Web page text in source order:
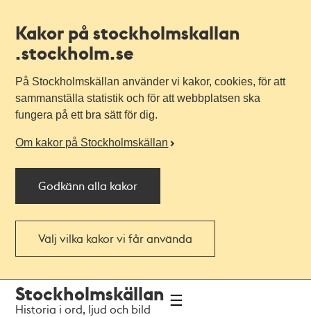
Kakor på stockholmskallan
.stockholm.se
På Stockholmskällan använder vi kakor, cookies, för att
sammanställa statistik och för att webbplatsen ska
fungera på ett bra sätt för dig.
Om kakor på Stockholmskällan
Godkänn alla kakor
Välj vilka kakor vi får använda
navigationen
huvudinnehållet
Stockholmskällan
Historia i ord, ljud och bild